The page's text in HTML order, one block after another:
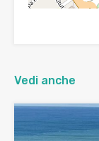
Vedi anche